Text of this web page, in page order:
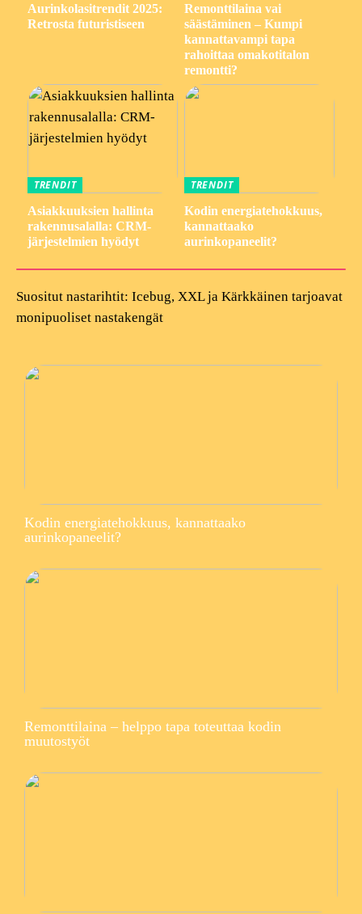
Aurinkolasitrendit 2025:
Retrosta futuristiseen
Remonttilaina vai
säästäminen – Kumpi
kannattavampi tapa
rahoittaa omakotitalon
remontti?
TRENDIT
Asiakkuuksien hallinta
rakennusalalla: CRM-
järjestelmien hyödyt
TRENDIT
Kodin energiatehokkuus,
kannattaako
aurinkopaneelit?
Suositut nastarihtit: Icebug, XXL ja Kärkkäinen tarjoavat
monipuoliset nastakengät
Kodin energiatehokkuus, kannattaako
aurinkopaneelit?
Remonttilaina – helppo tapa toteuttaa kodin
muutostyöt